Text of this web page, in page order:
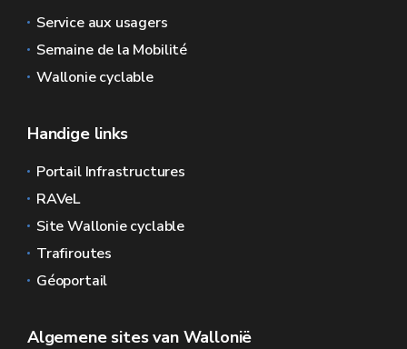
Service aux usagers
Semaine de la Mobilité
Wallonie cyclable
Handige links
Portail Infrastructures
RAVeL
Site Wallonie cyclable
Trafiroutes
Géoportail
Algemene sites van Wallonië